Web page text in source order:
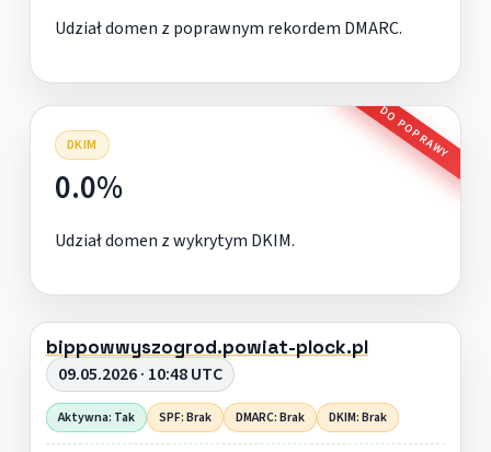
Udział domen z poprawnym rekordem DMARC.
DKIM DO POPRAWY
0.0%
Udział domen z wykrytym DKIM.
bippowwyszogrod.powiat-plock.pl
09.05.2026 · 10:48 UTC
Aktywna: Tak SPF: Brak DMARC: Brak DKIM: Brak